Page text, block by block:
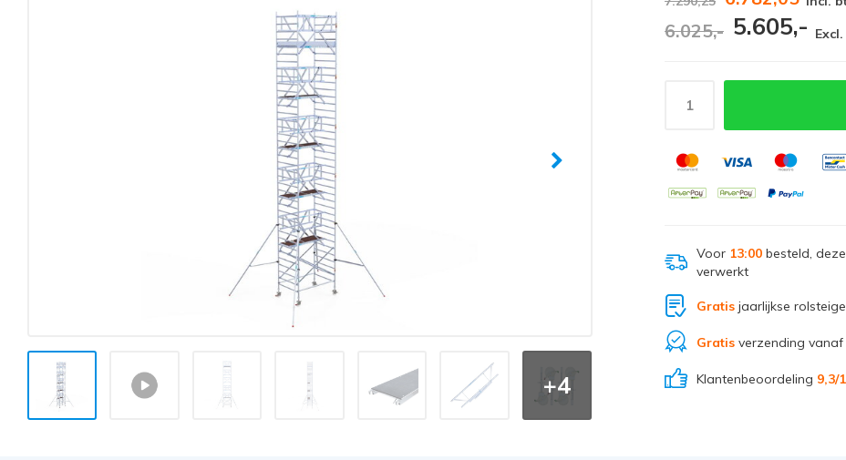
+4
6.025,- 5.605,-
Voor 13:00 besteld,
verwerkt
Gratis jaarlijkse
Gratis verzending vanaf
Klantenbeoordeling 9,3/